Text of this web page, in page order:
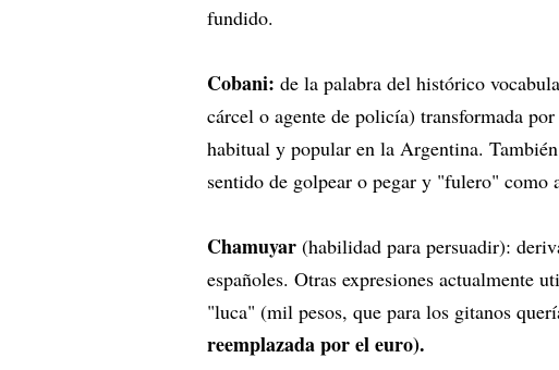
fundido.
Cobani: de la palabra del histórico
cárcel o agente de policía) transformada
habitual y popular en la Argentina.
sentido de golpear o pegar y "fulero" como
Chamuyar (habilidad para persuadir):
españoles. Otras expresiones actualmente
"luca" (mil pesos, que para los gitanos
reemplazada por el euro).